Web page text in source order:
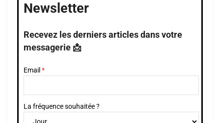
Newsletter
Recevez les derniers articles dans votre
messagerie 📩
Email
La fréquence souhaitée ?